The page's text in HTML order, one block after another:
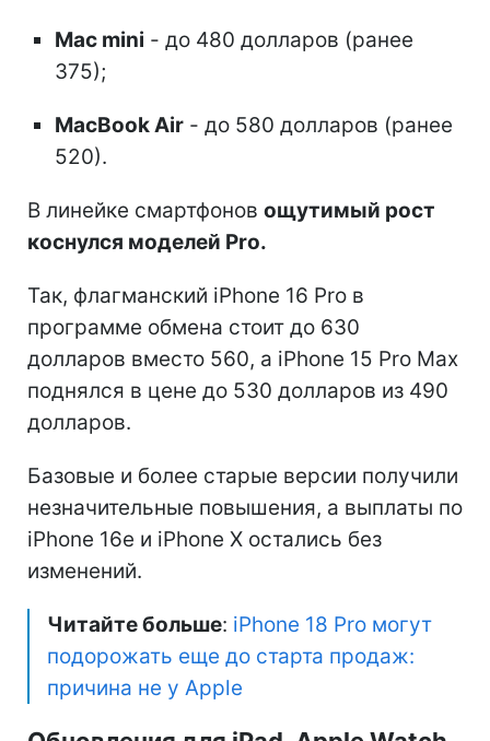
Mac mini - до 480 долларов (ранее
375);
MacBook Air - до 580 долларов (ранее
520).
В линейке смартфонов ощутимый рост
коснулся моделей Pro.
Так, флагманский iPhone 16 Pro в
программе обмена стоит до 630
долларов вместо 560, а iPhone 15 Pro Max
поднялся в цене до 530 долларов из 490
долларов.
Базовые и более старые версии получили
незначительные повышения, а выплаты по
iPhone 16e и iPhone X остались без
изменений.
Читайте больше: iPhone 18 Pro могут
подорожать еще до старта продаж:
причина не у Apple